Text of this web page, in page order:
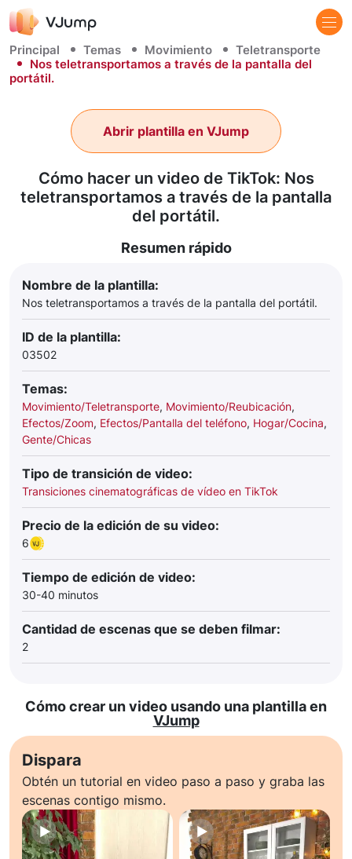
Principal Temas Movimiento
Teletransporte
Nos teletransportamos a través de la pantalla del
portátil.
Cómo hacer un video de TikTok: Nos
teletransportamos a través de la pantalla
del portátil.
Abrir plantilla en VJump
Resumen rápido
Nombre de la plantilla:
Nos teletransportamos a través de la pantalla del portátil.
ID de la plantilla:
03502
Temas:
Movimiento/Teletransporte, Movimiento/Reubicación,
Efectos/Zoom, Efectos/Pantalla del teléfono, Hogar/Cocina,
Gente/Chicas
Tipo de transición de video:
Transiciones cinematográficas de vídeo en TikTok
Precio de la edición de su video:
6
Tiempo de edición de video:
30-40 minutos
Cantidad de escenas que se deben filmar:
2
Cómo crear un video usando una plantilla en
VJump
Dispara
Obtén un tutorial en video paso a paso y graba las
escenas contigo mismo.